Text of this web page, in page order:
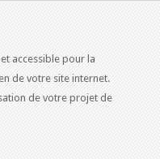
accessible pour la
de votre site internet.
de votre projet de